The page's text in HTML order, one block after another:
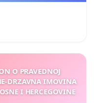
O PRAVEDNOJ
DRZAVNA IMOVINA
I HERCEGOVINE